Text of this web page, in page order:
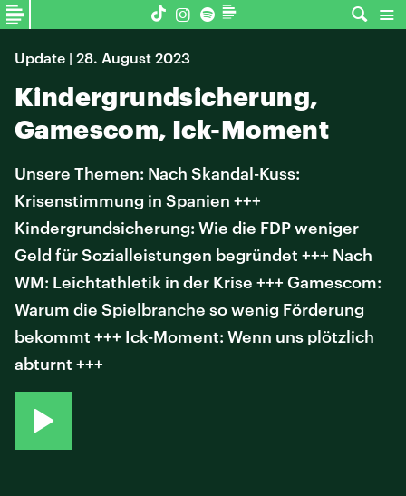
Update | 28. August 2023
Kindergrundsicherung,
Gamescom, Ick-Moment
Unsere Themen: Nach Skandal-Kuss:
Krisenstimmung in Spanien +++
Kindergrundsicherung: Wie die FDP weniger
Geld für Sozialleistungen begründet +++ Nach
WM: Leichtathletik in der Krise +++ Gamescom:
Warum die Spielbranche so wenig Förderung
bekommt +++ Ick-Moment: Wenn uns plötzlich
abturnt +++